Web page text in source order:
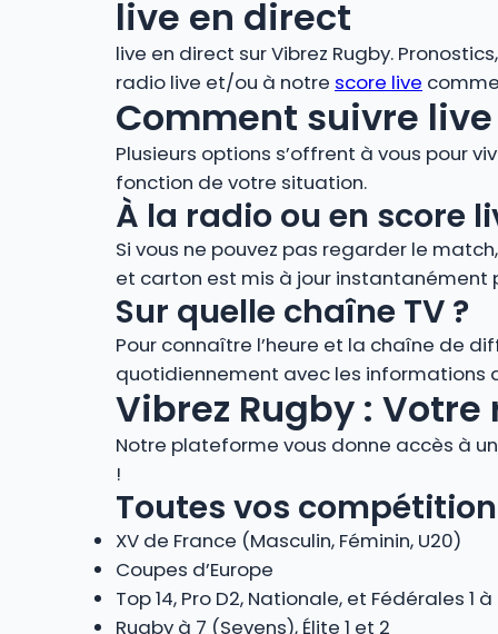
live en direct
live en direct sur Vibrez Rugby.
radio live et/ou à notre score live
Comment suivre
Plusieurs options s’offrent à vous pour
fonction de votre situation.
À la radio ou en score
Si vous ne pouvez pas regarder le
et carton est mis à jour instantanément
Sur quelle chaîne TV ?
Pour connaître l’heure et la chaîne de
quotidiennement avec les informations
Vibrez Rugby :
Notre plateforme vous donne accès à
!
Toutes vos
XV de France (Masculin, Féminin, U20)
Coupes d’Europe
Top 14, Pro D2, Nationale, et Fédérales 1 à
Rugby à 7 (Sevens), Élite 1 et 2